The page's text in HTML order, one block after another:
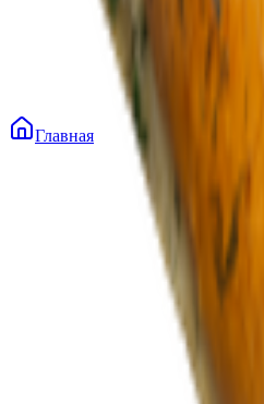
Главная